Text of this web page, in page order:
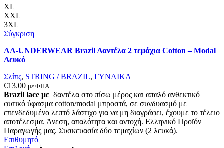
επιλογές
να
σελίδα
του
προϊόντος
XL
XXL
3XL
Σύγκριση
AA-UNDERWEAR Brazil Δαντέλα 2 τεμάχια Cotton – Modal
Λευκό
Σλίπς, STRING / BRAZIL, ΓΥΝΑΙΚΑ
€13.00 με ΦΠΑ
Brazil lace με δαντέλα στο πίσω μέρος και απαλό ανθεκτικό
φυτικό ύφασμα cotton/modal μπροστά, σε συνδυασμό με
επενδεδυμένο λεπτό λάστιχο για να μη διαγράφει, έχουμε το τέλειο
αποτέλεσμα. Άνεση, απαλότητα και αντοχή. Ελληνικό Προϊόν
Παραγωγής μας. Συσκευασία δύο τεμαχίων (2 λευκά).
Επιθυμητό